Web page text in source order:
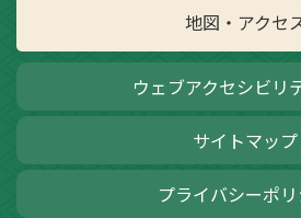
地図・アクセ
ウェブアクセシビリ
サイトマップ
プライバシーポ